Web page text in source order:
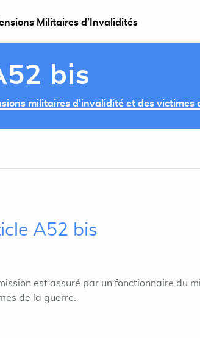
Militaires d’Invalidités
bis
militaires d'invalidité et des victimes
A52 bis
est assuré par un fonctionnaire du
de la guerre.